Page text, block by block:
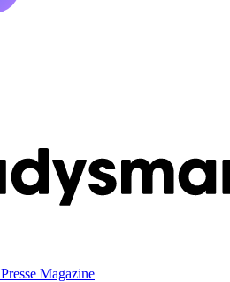
Presse Magazine